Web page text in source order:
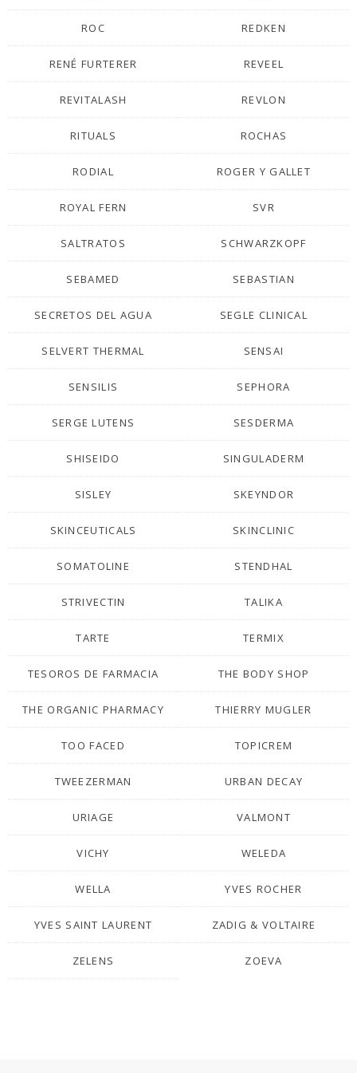
ROC REDKEN
RENÉ FURTERER REVEEL
REVITALASH REVLON
RITUALS ROCHAS
RODIAL ROGER Y GALLET
ROYAL FERN SVR
SALTRATOS SCHWARZKOPF
SEBAMED SEBASTIAN
SECRETOS DEL AGUA SEGLE CLINICAL
SELVERT THERMAL SENSAI
SENSILIS SEPHORA
SERGE LUTENS SESDERMA
SHISEIDO SINGULADERM
SISLEY SKEYNDOR
SKINCEUTICALS SKINCLINIC
SOMATOLINE STENDHAL
STRIVECTIN TALIKA
TARTE TERMIX
TESOROS DE FARMACIA THE BODY SHOP
THE ORGANIC PHARMACY THIERRY MUGLER
TOO FACED TOPICREM
TWEEZERMAN URBAN DECAY
URIAGE VALMONT
VICHY WELEDA
WELLA YVES ROCHER
YVES SAINT LAURENT ZADIG & VOLTAIRE
ZELENS ZOEVA